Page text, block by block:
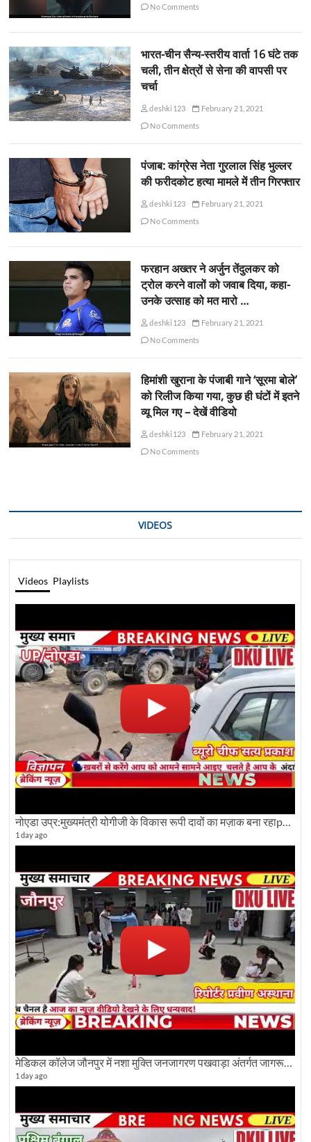
No Comments
भारत-चीन सैन्य-स्तरीय वार्ता 16 घंटे तक
चली, तीन क्षेत्रों से सेना की वापसी पर
चर्चा
deshki123
February 21, 2021
No Comments
पंजाब: कांग्रेस नेता गुरलाल सिंह भुल्लर
की फरीदकोट हत्या मामले में तीन गिरफ्तार
deshki123
February 21, 2021
No Comments
फरहान अख्तर ने अर्जुन तेंदुलकर को
ट्रोल करने वालों को जवाब दिया, कहा-
उनके उत्साह को मत मारो …
deshki123
February 21, 2021
No Comments
हिमांशी खुराना के पंजाबी गाने ‘सूरमा बोले’
को रिलीज किया गया, कुछ ही घंटों में इतने
व्यू मिल गए – देखें वीडियो
deshki123
February 21, 2021
No Comments
VIDEOS
Videos Playlists
1 day ago
मेडिकल कॉलेज जौनपुर में नशा मुक्ति जनजागरण पखवाड़ा अंतर्गत जागरूकता कार्यक्रम आयोजित
1 day ago